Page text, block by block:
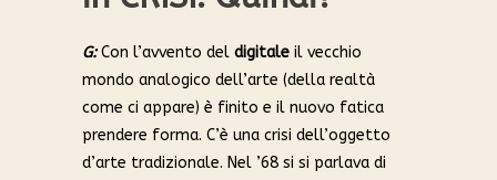
G:Con l’avvento del digitale il vecchio
mondo analogico dell’arte (della realtà
come ci appare) è finito e il nuovo fatica
prendere forma. C’è una crisi dell’oggetto
d’arte tradizionale. Nel ’68 si si parlava di